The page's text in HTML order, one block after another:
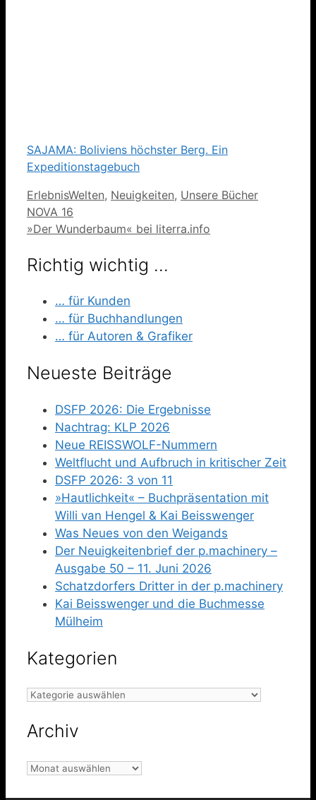
SAJAMA: Boliviens höchster Berg. Ein
Expeditionstagebuch
Kategorien
ErlebnisWelten, Neuigkeiten, Unsere Bücher
NOVA 16
»Der Wunderbaum« bei literra.info
Richtig wichtig …
… für Kunden
… für Buchhandlungen
… für Autoren & Grafiker
Neueste Beiträge
DSFP 2026: Die Ergebnisse
Nachtrag: KLP 2026
Neue REISSWOLF-Nummern
Weltflucht und Aufbruch in kritischer Zeit
DSFP 2026: 3 von 11
»Hautlichkeit« – Buchpräsentation mit
Willi van Hengel & Kai Beisswenger
Was Neues von den Weigands
Der Neuigkeitenbrief der p.machinery –
Ausgabe 50 – 11. Juni 2026
Schatzdorfers Dritter in der p.machinery
Kai Beisswenger und die Buchmesse
Mülheim
Kategorien
Kategorien
Archiv
Archiv